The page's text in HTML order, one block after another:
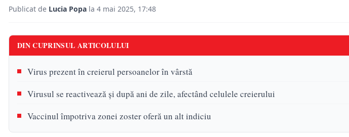
Publicat de Lucia Popa la 4 mai 2025, 17:48
DIN CUPRINSUL ARTICOLULUI
Virus prezent în creierul persoanelor în vârstă
Virusul se reactivează și după ani de zile, afectând celulele creierului
Vaccinul împotriva zonei zoster oferă un alt indiciu